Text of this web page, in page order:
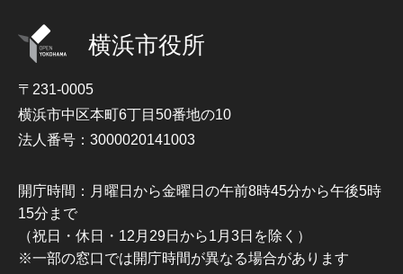
横浜市役所
〒231-0005
横浜市中区本町6丁目50番地の10
法人番号：3000020141003
開庁時間：月曜日から金曜日の午前8時45分から午後5時
15分まで
（祝日・休日・12月29日から1月3日を除く）
※一部の窓口では開庁時間が異なる場合があります